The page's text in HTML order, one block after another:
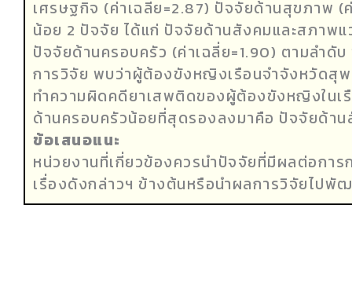
เศรษฐกิจ (ค่าเฉลี่ย=2.87) ปัจจัยด้านสุขภาพ (
น้อย 2 ปัจจัย ได้แก่ ปัจจัยด้านสังคมและสภาพแ
ปัจจัยด้านครอบครัว (ค่าเฉลี่ย=1.90) ตามลำดับ
การวิจัย พบว่าผู้ต้องขังหญิงเรือนจำจังหวัดสุ
ทำความผิดคดียาเสพติดของผู้ต้องขังหญิงใน
ด้านครอบครัวน้อยที่สุดรองลงมาคือ ปัจจัยด้า
ข้อเสนอแนะ
หน่วยงานที่เกี่ยวข้องควรนำปัจจัยที่มีผลต่อการ
เรื่องดังกล่าวฯ ข้างต้นหรือนำผลการวิจัยไปพั